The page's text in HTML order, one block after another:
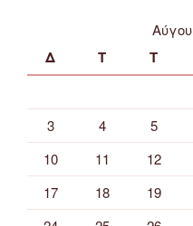
Δ Τ Τ
3
4 5
10
11 12
17
18 19